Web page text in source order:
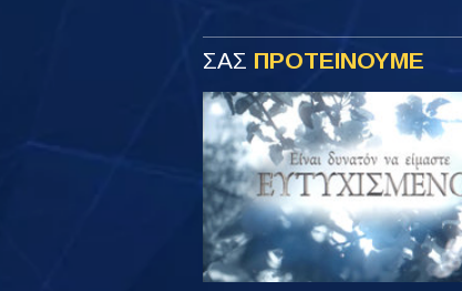
ΣΑΣ ΠΡΟΤΕΙΝΟΥΜΕ